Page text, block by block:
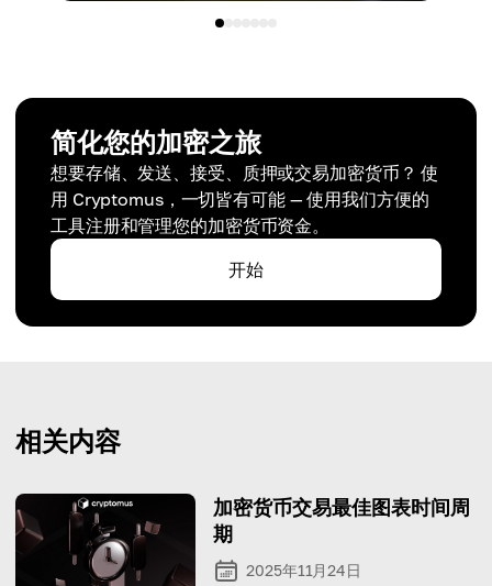
简化您的加密之旅
想要存储、发送、接受、质押或交易加密货币？ 使
用 Cryptomus，一切皆有可能 — 使用我们方便的
工具注册和管理您的加密货币资金。
开始
相关内容
加密货币交易最佳图表时间周
期
2025年11月24日